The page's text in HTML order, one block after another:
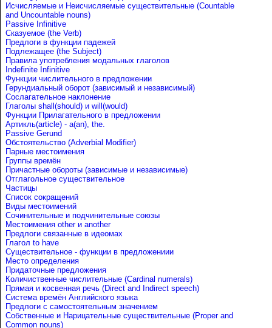
Исчисляемые и Неисчисляемые существительные (Countable
and Uncountable nouns)
Passive Infinitive
Сказуемое (the Verb)
Предлоги в функции падежей
Подлежащее (the Subject)
Правила употребления модальных глаголов
Indefinite Infinitive
Функции числительного в предложении
Герундиальный оборот (зависимый и независимый)
Сослагательное наклонение
Глаголы shall(should) и will(would)
Функции Прилагательного в предложении
Артикль(article) - a(an), the.
Passive Gerund
Обстоятельство (Adverbial Modifier)
Парные местоимения
Группы времён
Причастные обороты (зависимые и независимые)
Отглагольное существительное
Частицы
Список сокращений
Виды местоимений
Сочинительные и подчинительные союзы
Местоимения other и another
Предлоги связанные в идеомах
Глагол to have
Существительное - функции в предложениии
Место определения
Придаточные предложения
Количиственные числительные (Cardinal numerals)
Прямая и косвенная речь (Direct and Indirect speech)
Система времён Английского языка
Предлоги с самостоятельным значением
Собственные и Нарицательные cуществительные (Proper and
Common nouns)